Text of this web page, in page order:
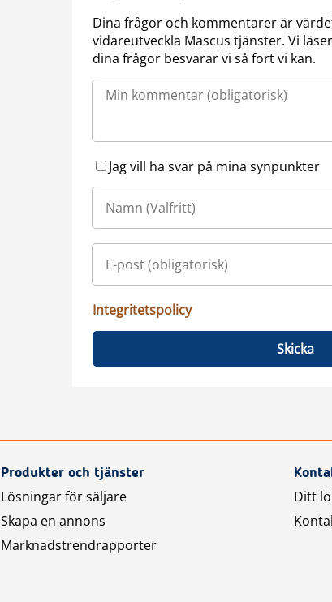
Dina frågor och kommentarer är
vidareutveckla Mascus tjänster. Vi
dina frågor besvarar vi så fort vi kan.
Jag vill ha svar på mina synpunkter
Integritetspolicy
Skicka
Produkter och tjänster
Lösningar för säljare
Skapa en annons
Marknadstrendrapporter
Ditt